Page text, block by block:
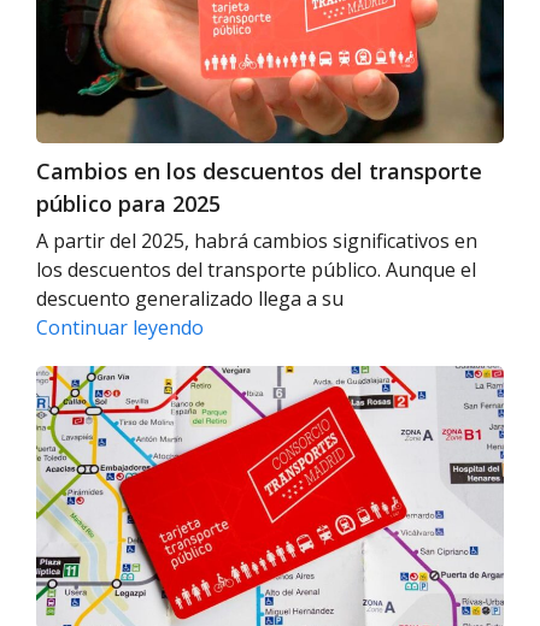
con
tu
móvil
Android
transporte
público
2025
Cambios en los descuentos del transporte
público para 2025
A partir del 2025, habrá cambios significativos en
los descuentos del transporte público. Aunque el
descuento generalizado llega a su
Continuar leyendo
los
descuentos
del
transporte
público
para
2025
Renovaciones
Tecnológicas
en
el
Sistema
de
Transportes
de
Madrid